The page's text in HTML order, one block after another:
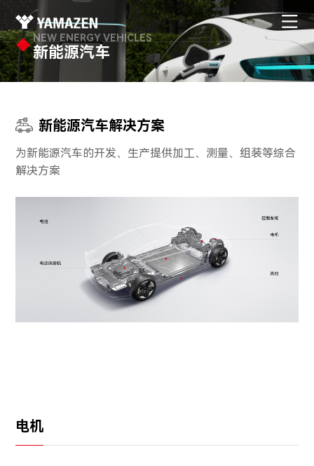
NEW ENERGY VEHICLES
新能源汽车
新能源汽车解决方案
为新能源汽车的开发、生产提供加工、测量、组装等综合
解决方案
电机